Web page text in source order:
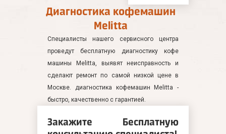
Диагностика кофемашин
Melitta
Специалисты нашего сервисного центра
проведут бесплатную диагностику кофе
машины Melitta, выявят неисправность и
сделают ремонт по самой низкой цене в
Москве. диагностика кофемашин Melitta -
быстро, качественно с гарантией.
Закажите Бесплатную